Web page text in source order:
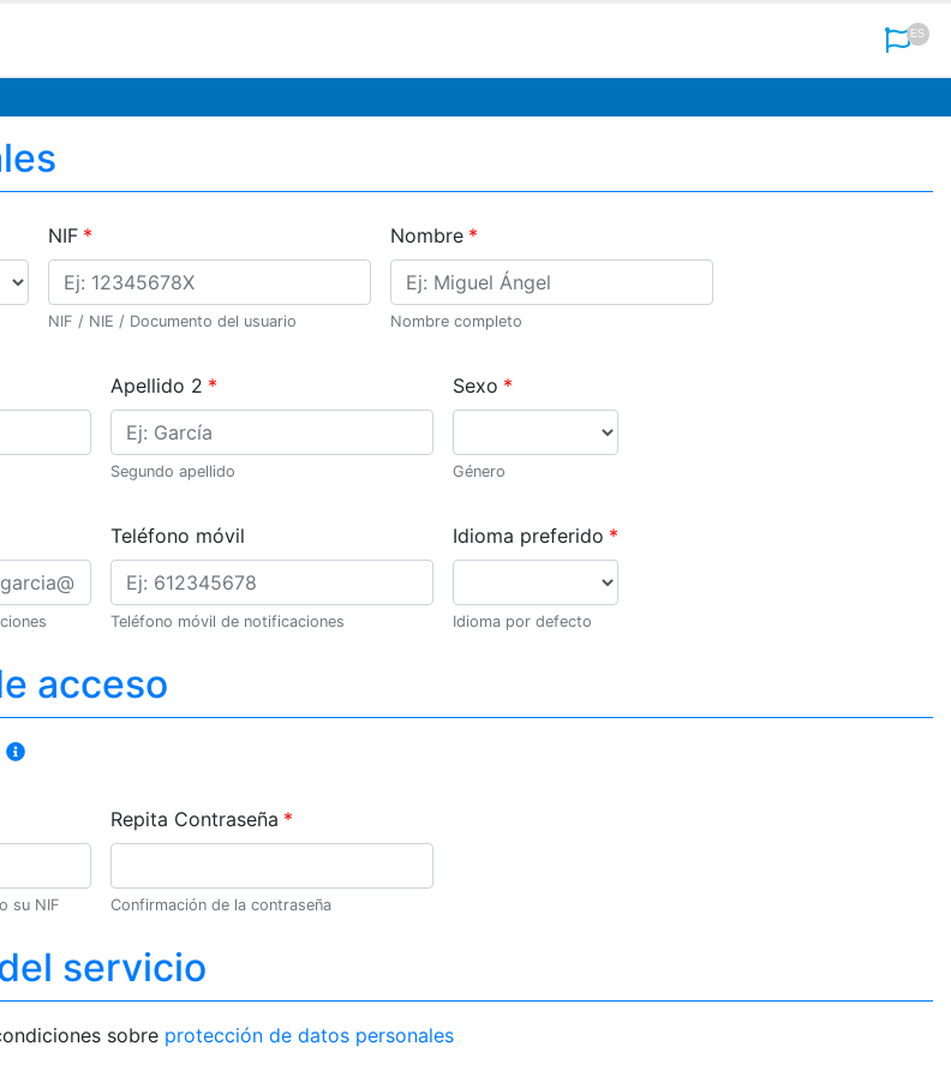
ES
NIF
NIF / NIE / Documento del usuario
Nombre
Nombre completo
Apellido 2
Segundo apellido
Sexo
Género
Teléfono móvil
Teléfono móvil de notificaciones
Idioma preferido
Idioma por defecto
acceso
su NIF
Repita Contraseña
Confirmación de la contraseña
servicio
sobre protección de datos personales